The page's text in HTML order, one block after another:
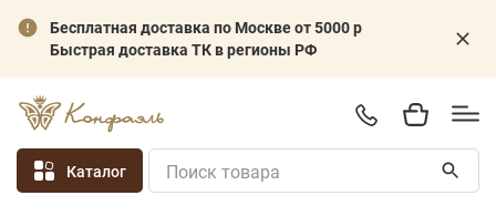
Бесплатная доставка по Москве от 5000 р
Быстрая доставка ТК в регионы РФ
Каталог